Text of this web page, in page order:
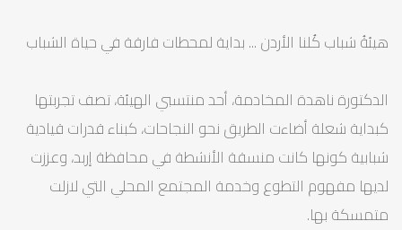
هيئةُ شباب كُلنا الأردن ... بداية لمحطات فارقة في حياة الشباب
الدكتورة ناهدة المخادمة، أحد منتسبي الهيئة، تصف تجربتها
كبداية شعلة أضاءت الطريق نحو النجاحات، كبناء قدرات قيادية
شبابية كونها كانت منسقة الأنشطة في محافظة إربد، وعززت
لديها مفهوم التطوع وخدمة المجتمع المحلي التي لازلت
متمسكة بها.